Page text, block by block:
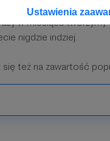
Ustawienia
w miesiącu
nigdzie indziej.
się też na zawartość